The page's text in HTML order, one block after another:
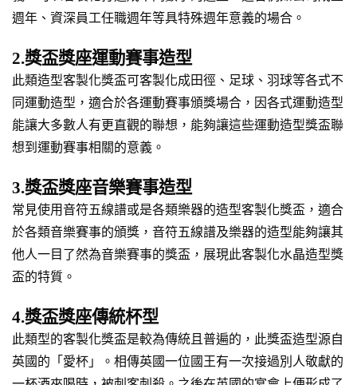
週年、資深員工任職週年等具特殊週年意義的場合。
2.獎盃獎座運動賽事造型
此類造型客製化獎盃可客製化成田徑、足球、羽球等各式不
同運動造型，適合於各運動賽事頒獎場合，因各式運動造型
能讓大多數人有更直觀的聯想，能夠讓這些運動造型獎盃聯
想到運動賽事相關的意義。
3.獎盃獎座音樂賽事造型
常見使用音符五線譜或是各類樂器的造型客製化獎盃，適合
於各類音樂賽事的頒獎，音符五線譜及樂器的造型能夠讓其
他人一目了然為音樂賽事的獎盃，展現此客製化水晶造型獎
盃的特質。
4.獎盃獎座傳統杯型
此類型的客製化獎盃是較為傳統且普遍的，此獎盃造型源自
英國的「愛杯」。相傳英國一位國王有一次接過別人敬獻的